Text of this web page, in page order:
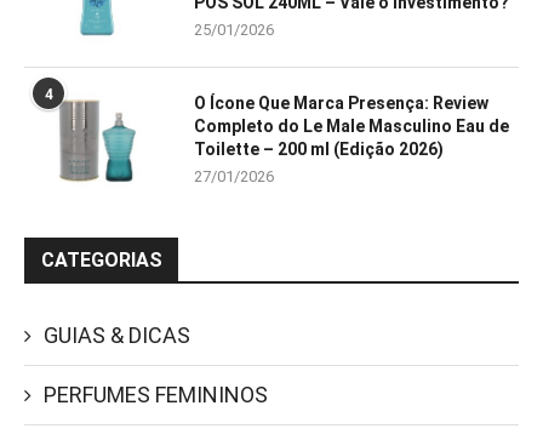
25/01/2026
4
O Ícone Que Marca Presença: Review
Completo do Le Male Masculino Eau de
Toilette – 200 ml (Edição 2026)
27/01/2026
CATEGORIAS
GUIAS & DICAS
PERFUMES FEMININOS